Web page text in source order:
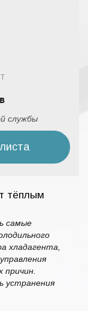
службы
тёплым
самые
хладагента,
причин.
устранения